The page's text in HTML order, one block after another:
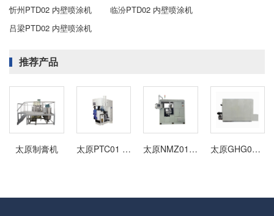
忻州PTD02 内壁喷涂机
临汾PTD02 内壁喷涂机
吕梁PTD02 内壁喷涂机
推荐产品
太原制膏机 太原PTC01 内壁喷涂机 太原NMZ01 中速捻帽机 太原GHG01 金属软管固化炉